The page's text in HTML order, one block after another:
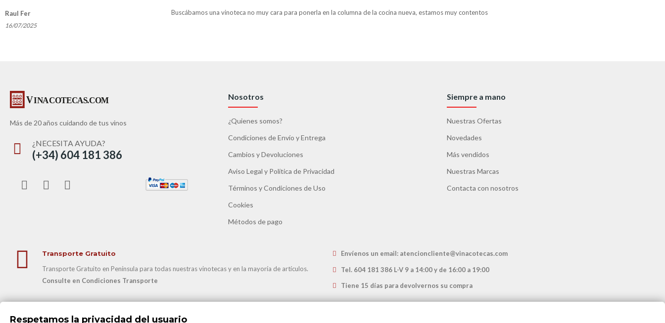
Raul Fer
16/07/2025
Buscábamos una vinoteca no muy cara para ponerla en la columna de la cocina nueva, estamos muy contentos
Más de 20 años cuidando de tus vinos
¿NECESITA AYUDA?
(+34) 604 181 386
Nosotros
¿Quienes somos?
Condiciones de Envío y Entrega
Cambios y Devoluciones
Aviso Legal y Política de Privacidad
Términos y Condiciones de Uso
Cookies
Métodos de pago
Siempre a mano
Nuestras Ofertas
Novedades
Más vendidos
Nuestras Marcas
Contacta con nosotros
Transporte Gratuito
Transporte Gratuito en Península para todas nuestras vinotecas y en la mayoría de artículos.
Consulte en Condiciones Transporte
Envíenos un email: atencioncliente@vinacotecas.com
Tel. 604 181 386 L-V 9 a 14:00 y de 16:00 a 19:00
Tiene 15 días para devolvernos su compra
B82632282 con Registro Mercantil en Madrid (Hoja M-280144 Tomo 16463 Folio 151) · Calle Estruc, 9 · 08002 Barcelona (España)
Respetamos la privacidad del usuario